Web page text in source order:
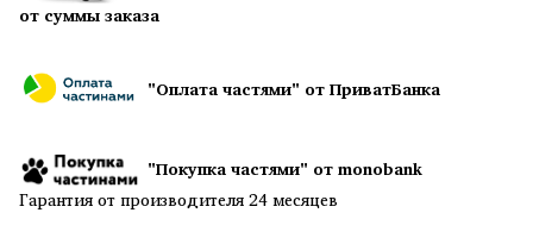
от суммы заказа
"Оплата частями" от ПриватБанка
"Покупка частями" от monobank
Гарантия от производителя 24 месяцев